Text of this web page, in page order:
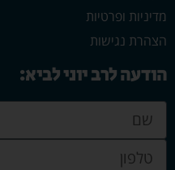
מדיניות ופרטיות
הצהרת נגישות
הודעה לרב יוני לביא: